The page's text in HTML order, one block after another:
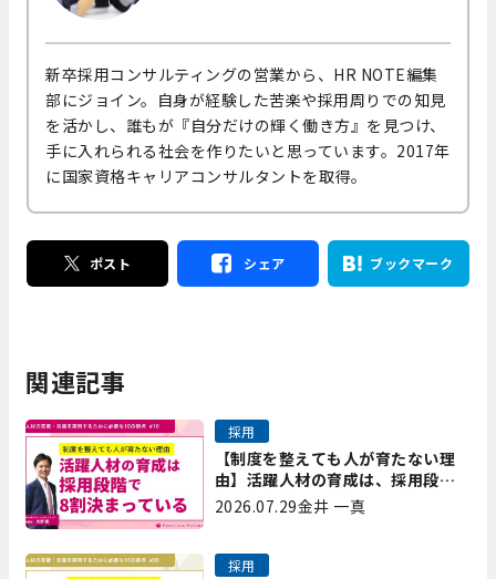
新卒採用コンサルティングの営業から、HR NOTE編集
部にジョイン。自身が経験した苦楽や採用周りでの知見
を活かし、誰もが『自分だけの輝く働き方』を見つけ、
手に入れられる社会を作りたいと思っています。2017年
に国家資格キャリアコンサルタントを取得。
ポスト シェア ブックマーク
関連記事
【制度を整えても人が育たない理
由】活躍人材の育成は、採用段階
で8割決まっている｜プレシャスパ
ートナーズ矢野
採用
2026.07.29金井 一真
採用